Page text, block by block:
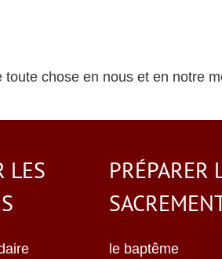
chose en nous et en notre
LES
PRÉPARER
le baptême